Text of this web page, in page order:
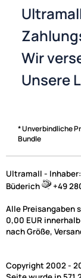
History
* Unverbindliche
Bundle
Ultramall -
Büderich
+49
Alle Preisangaben
0,00 EUR
nach Größe,
Copyright 2002 -